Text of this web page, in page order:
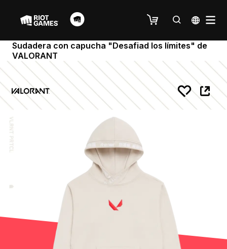
Sudadera con capucha "Desafiad los límites" de
VALORANT